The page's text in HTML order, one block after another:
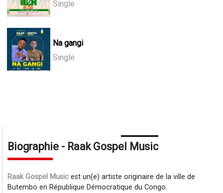
Single
Na gangi
Single
Biographie - Raak Gospel Music
Raak Gospel Music est un(e) artiste originaire de la ville de
Butembo en République Démocratique du Congo.